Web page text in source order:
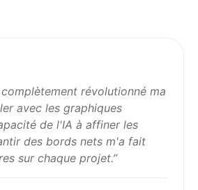
révolutionné ma
avec les graphiques
de l'IA à affiner les
des bords nets m'a fait
sur chaque projet.”